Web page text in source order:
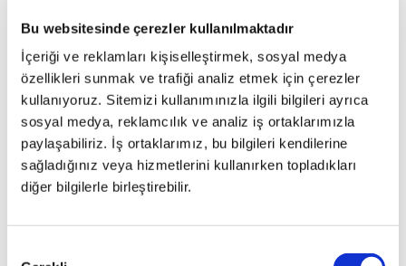
Bu websitesinde çerezler kullanılmaktadır
İçeriği ve reklamları kişiselleştirmek, sosyal medya
özellikleri sunmak ve trafiği analiz etmek için çerezler
kullanıyoruz. Sitemizi kullanımınızla ilgili bilgileri ayrıca
sosyal medya, reklamcılık ve analiz iş ortaklarımızla
paylaşabiliriz. İş ortaklarımız, bu bilgileri kendilerine
sağladığınız veya hizmetlerini kullanırken topladıkları
diğer bilgilerle birleştirebilir.